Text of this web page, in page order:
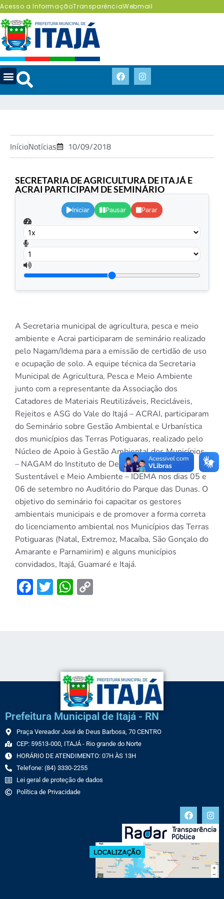
Acesso a InformaçãoTransparênciaWebmail
InícioNotícias 10/09/2018
SECRETARIA DE AGRICULTURA DE ITAJÁ E
ACRAI PARTICIPAM DE SEMINÁRIO
Iniciar Pausar Parar
A Secretaria municipal de agricultura, pesca e meio
ambiente e Acrai participaram de seminário realizado
pelo Nagam/Idema para a emissão de certidão de uso
e ocupação de solo. A equipe técnica da Secretaria
Municipal de Agricultura, Pesca e Meio Ambiente
junto com a representante da Associação dos
Catadores de Materiais Reutilizáveis, Recicláveis,
Rejeitos e ASG do Vale do Itajá – ACRAI, participaram
do Seminário sobre Gestão Ambiental e Urbanística
dos municípios das Terras Potiguaras, realizado pelo
Núcleo de Apoio à Gestão Ambiental dos Municípios
– NAGAM do Instituto de Desenvolvimento
Sustentável e Meio Ambiente – IDEMA nos dias 05 e
06 de setembro no Auditório do Parque das Dunas. O
objetivo do seminário foi capacitar os gestores
ambientais municipais e de promover a forma correta
do licenciamento ambiental nos Municípios das Terras
Potiguaras (Natal, Extremoz, Macaíba, São Gonçalo do
Amarante e Parnamirim) e alguns municípios
convidados, Itajá, Guamaré e Itajá.
Facebook
TwitterWhatsApp
Prefeitura Municipal de Itajá - RN
Praça Vereador José de Deus Barbosa, 70 CENTRO
CEP: 59513-000, ITAJÁ - Rio grande do Norte
HORÁRIO DE ATENDIMENTO: 07H ÀS 13H
Telefone: (84) 3330-2255
Lei geral de proteção de dados
Política de Privacidade